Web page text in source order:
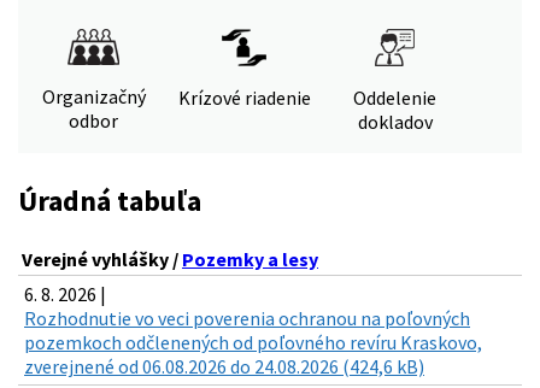
Organizačný
odbor
Krízové riadenie
Oddelenie
dokladov
Úradná tabuľa
Verejné vyhlášky / Pozemky a lesy
6. 8. 2026 |
Rozhodnutie vo veci poverenia ochranou na poľovných
pozemkoch odčlenených od poľovného revíru Kraskovo,
zverejnené od 06.08.2026 do 24.08.2026 (424,6 kB)